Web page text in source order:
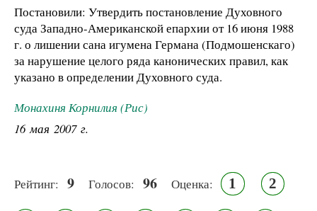
Постановили: Утвердить постановление Духовного
суда Западно-Американской епархии от 16 июня 1988
г. о лишении сана игумена Германа (Подмошенскаго)
за нарушение целого ряда канонических правил, как
указано в определении Духовного суда.
Монахиня Корнилия (Рис)
16 мая 2007 г.
Рейтинг: 9 Голосов: 96 Оценка: 1 2